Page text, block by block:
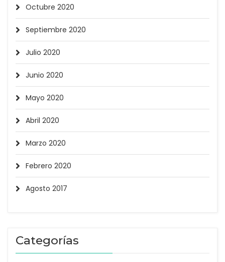
Octubre 2020
Septiembre 2020
Julio 2020
Junio 2020
Mayo 2020
Abril 2020
Marzo 2020
Febrero 2020
Agosto 2017
Categorías